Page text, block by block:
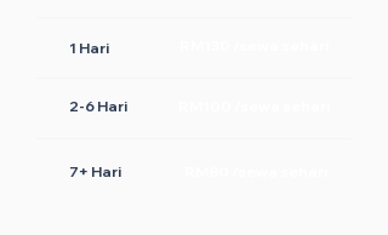
1 Hari
2-6 Hari
7+ Hari